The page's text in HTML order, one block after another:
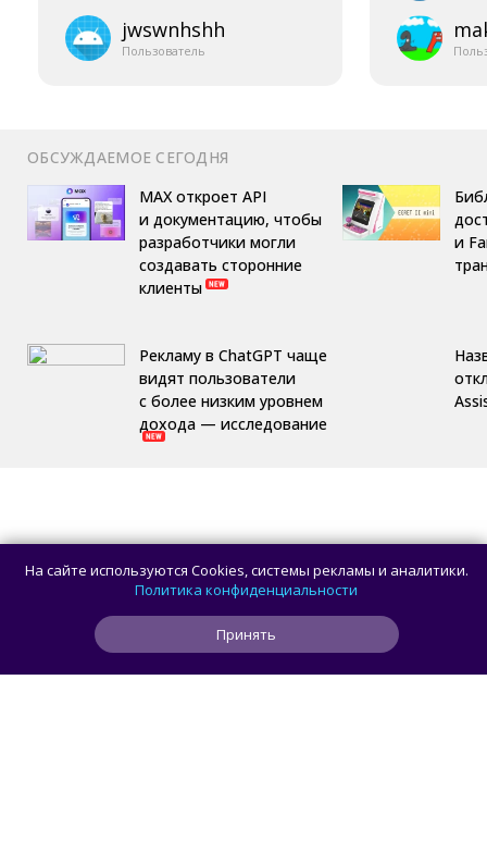
jwswnhshh
Пользователь
ОБСУЖДАЕМОЕ СЕГОДНЯ
MAX откроет API
и документацию, чтобы
разработчики могли
создавать сторонние
клиенты
Рекламу в ChatGPT чаще
видят пользователи
с более низким уровнем
дохода — исследование
и
На сайте используются Cookies, системы рекламы и аналитики.
Политика конфиденциальности
Принять